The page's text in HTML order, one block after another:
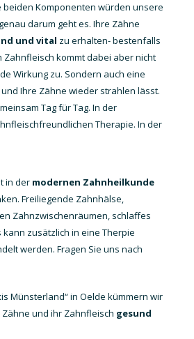
beiden Komponenten würden unsere
darum geht es. Ihre Zähne
und vital zu erhalten- bestenfalls
Zahnfleisch kommt dabei aber nicht
Wirkung zu. Sondern auch eine
und Ihre Zähne wieder strahlen lässt.
Tag für Tag. In der
Therapie. In der
in der modernen Zahnheilkunde
Freiliegende Zahnhälse,
Zahnzwischenräumen, schlaffes
zusätzlich in eine Therpie
werden. Fragen Sie uns nach
Münsterland“ in Oelde kümmern wir
und ihr Zahnfleisch gesund